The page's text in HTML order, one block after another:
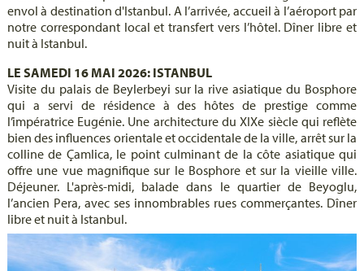
envol à destination d'Istanbul. A l’arrivée, accueil à l’aéroport par
notre correspondant local et transfert vers l’hôtel. Dîner libre et
nuit à Istanbul.
LE SAMEDI 16 MAI 2026: ISTANBUL
Visite du palais de Beylerbeyi sur la rive asiatique du Bosphore
qui a servi de résidence à des hôtes de prestige comme
l’impératrice Eugénie. Une architecture du XIXe siècle qui reflète
bien des influences orientale et occidentale de la ville, arrêt sur la
colline de Çamlica, le point culminant de la côte asiatique qui
offre une vue magnifique sur le Bosphore et sur la vieille ville.
Déjeuner. L'après-midi, balade dans le quartier de Beyoglu,
l’ancien Pera, avec ses innombrables rues commerçantes. Dîner
libre et nuit à Istanbul.